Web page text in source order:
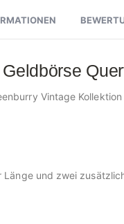
Vintage
und zwei